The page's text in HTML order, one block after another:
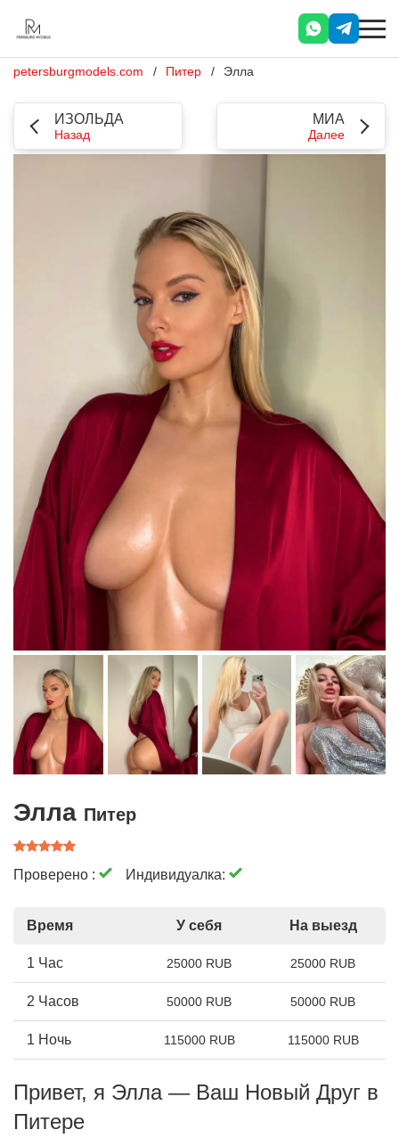
petersburgmodels.com Питер Элла
ИЗОЛЬДА
Назад
МИА
Далее
Элла Питер
Проверено : Индивидуалка:
Время У себя На выезд
1 Час 25000 RUB 25000 RUB
2 Часов 50000 RUB 50000 RUB
1 Ночь 115000 RUB 115000 RUB
Привет, я Элла — Ваш Новый Друг в
Питере